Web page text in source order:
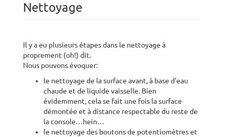
Nettoyage
Il y a eu plusieurs étapes dans le nettoyage à
proprement (oh!) dit.
Nous pouvons évoquer:
le nettoyage de la surface avant, à base d'eau
chaude et de liquide vaisselle. Bien
évidemment, cela se fait une fois la surface
démontée et à distance respectable du reste de
la console…hein…
le nettoyage des boutons de potentiomètres et